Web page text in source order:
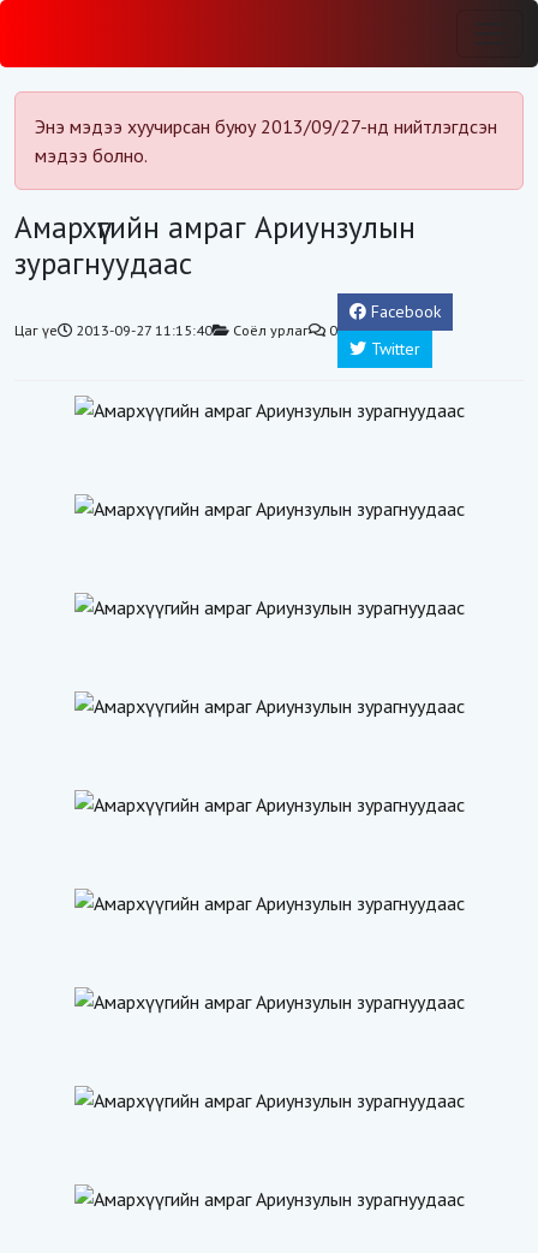
Энэ мэдээ хуучирсан буюу 2013/09/27-нд нийтлэгдсэн
мэдээ болно.
Амархүүгийн амраг Ариунзулын
зурагнуудаас
Цаг үе 2013-09-27 11:15:40 Соёл урлаг 0
Facebook
Twitter